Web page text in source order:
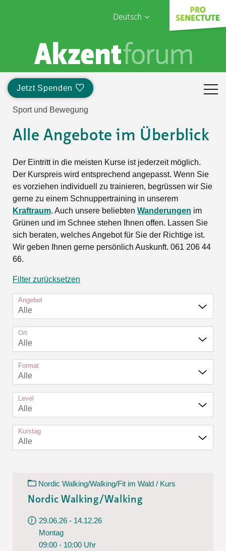
Deutsch
English
Français
Jetzt Spenden
Sophia Care
Sport und Bewegung
Alle Angebote im Überblick
Der Eintritt in die meisten Kurse ist jederzeit möglich.
Der Kurspreis wird entsprechend angepasst. Wenn Sie
es vorziehen individuell zu trainieren, begrüssen wir Sie
gerne zu einem Schnuppertraining in unserem
Kraftraum. Auch unsere beliebten Wanderungen im
Grünen und im Schnee stehen Ihnen offen. Lassen Sie
sich beraten, welches Angebot für Sie der Richtige ist.
Wir geben Ihnen gerne persönlich Auskunft. 061 206 44
66.
Filter zurücksetzen
Angebot
Alle
Ort
Alle
Format
Alle
Level
Alle
Kurstag
Alle
Nordic Walking/Walking/Fit im Wald / Kurs
Nordic Walking/Walking
29.06.26 - 14.12.26
Montag
09:00 - 10:00 Uhr